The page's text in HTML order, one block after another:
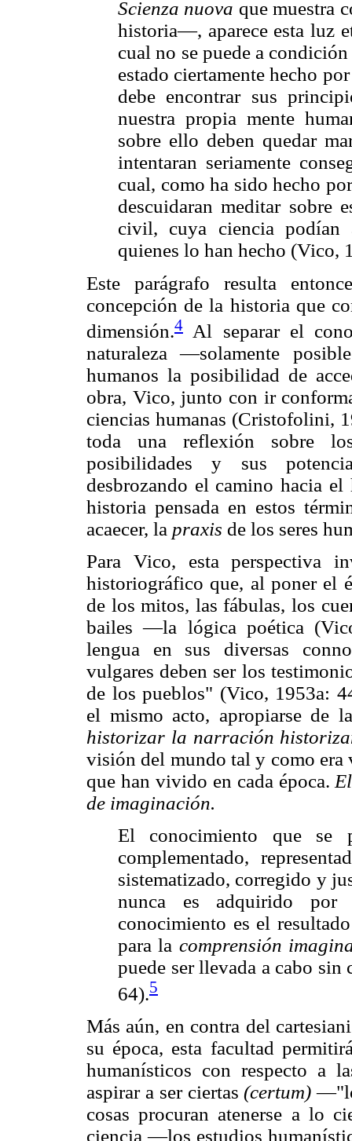
Scienza nuova que muestra
historia—, aparece esta luz
cual no se puede a
estado ciertamente hecho
debe encontrar sus
nuestra propia mente
sobre ello deben quedar
intentaran seriamente
cual, como ha sido hecho
descuidaran meditar sobre
civil, cuya ciencia podían
quienes lo han hecho (Vico,
Este parágrafo resulta
concepción de la historia que
dimensión.4
Al separar el
naturaleza —solamente
humanos la posibilidad de
obra, Vico, junto con ir
ciencias humanas (Cristofolini,
toda una reflexión sobre
posibilidades y sus
desbrozando el camino hacia
historia pensada en estos
acaecer, la praxis de los seres
Para Vico, esta perspectiva
historiográfico que, al poner el
de los mitos, las fábulas, los
bailes —la lógica poética
lengua en sus diversas
vulgares deben ser los
de los pueblos" (Vico, 1953a:
el mismo acto, apropiarse de
historizar la narración
visión del mundo tal y como era
que han vivido en cada época.
de imaginación.
El conocimiento que se
complementado,
sistematizado, corregido y
nunca es adquirido por
conocimiento es el
para la comprensión
puede ser llevada a cabo
64).5
Más aún, en contra del
su época, esta facultad
humanísticos con respecto a
aspirar a ser ciertas(certum)
cosas procuran atenerse a lo
ciencia —los estudios